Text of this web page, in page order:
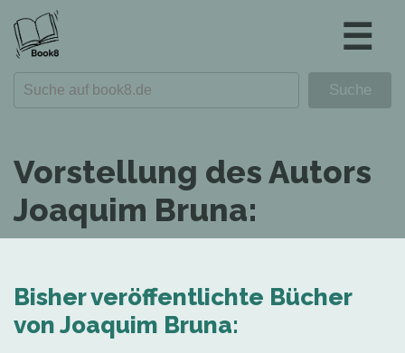
☰
Vorstellung des Autors
Joaquim Bruna:
Bisher veröffentlichte Bücher
von Joaquim Bruna: